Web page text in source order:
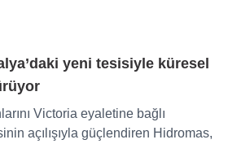
yeni tesisiyle küresel
Victoria eyaletine bağlı
açılışıyla güçlendiren Hidromas,